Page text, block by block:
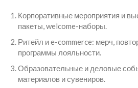
Корпоративные мероприятия и
пакеты, welcome-наборы.
Ритейл и e-commerce: мерч,
программы лояльности.
Образовательные и деловые
материалов и сувениров.